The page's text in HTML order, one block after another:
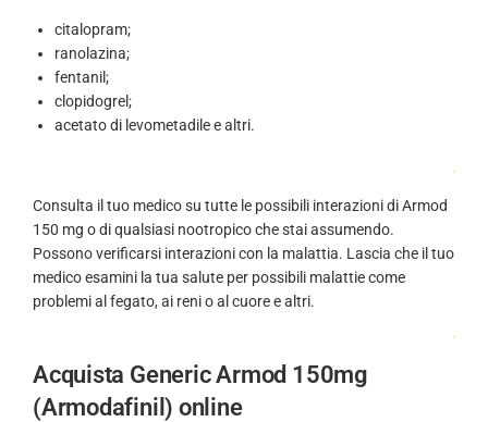
citalopram;
ranolazina;
fentanil;
clopidogrel;
acetato di levometadile e altri.
.
Consulta il tuo medico su tutte le possibili interazioni di Armod
150 mg o di qualsiasi nootropico che stai assumendo.
Possono verificarsi interazioni con la malattia. Lascia che il tuo
medico esamini la tua salute per possibili malattie come
problemi al fegato, ai reni o al cuore e altri.
.
Acquista Generic Armod 150mg
(Armodafinil) online